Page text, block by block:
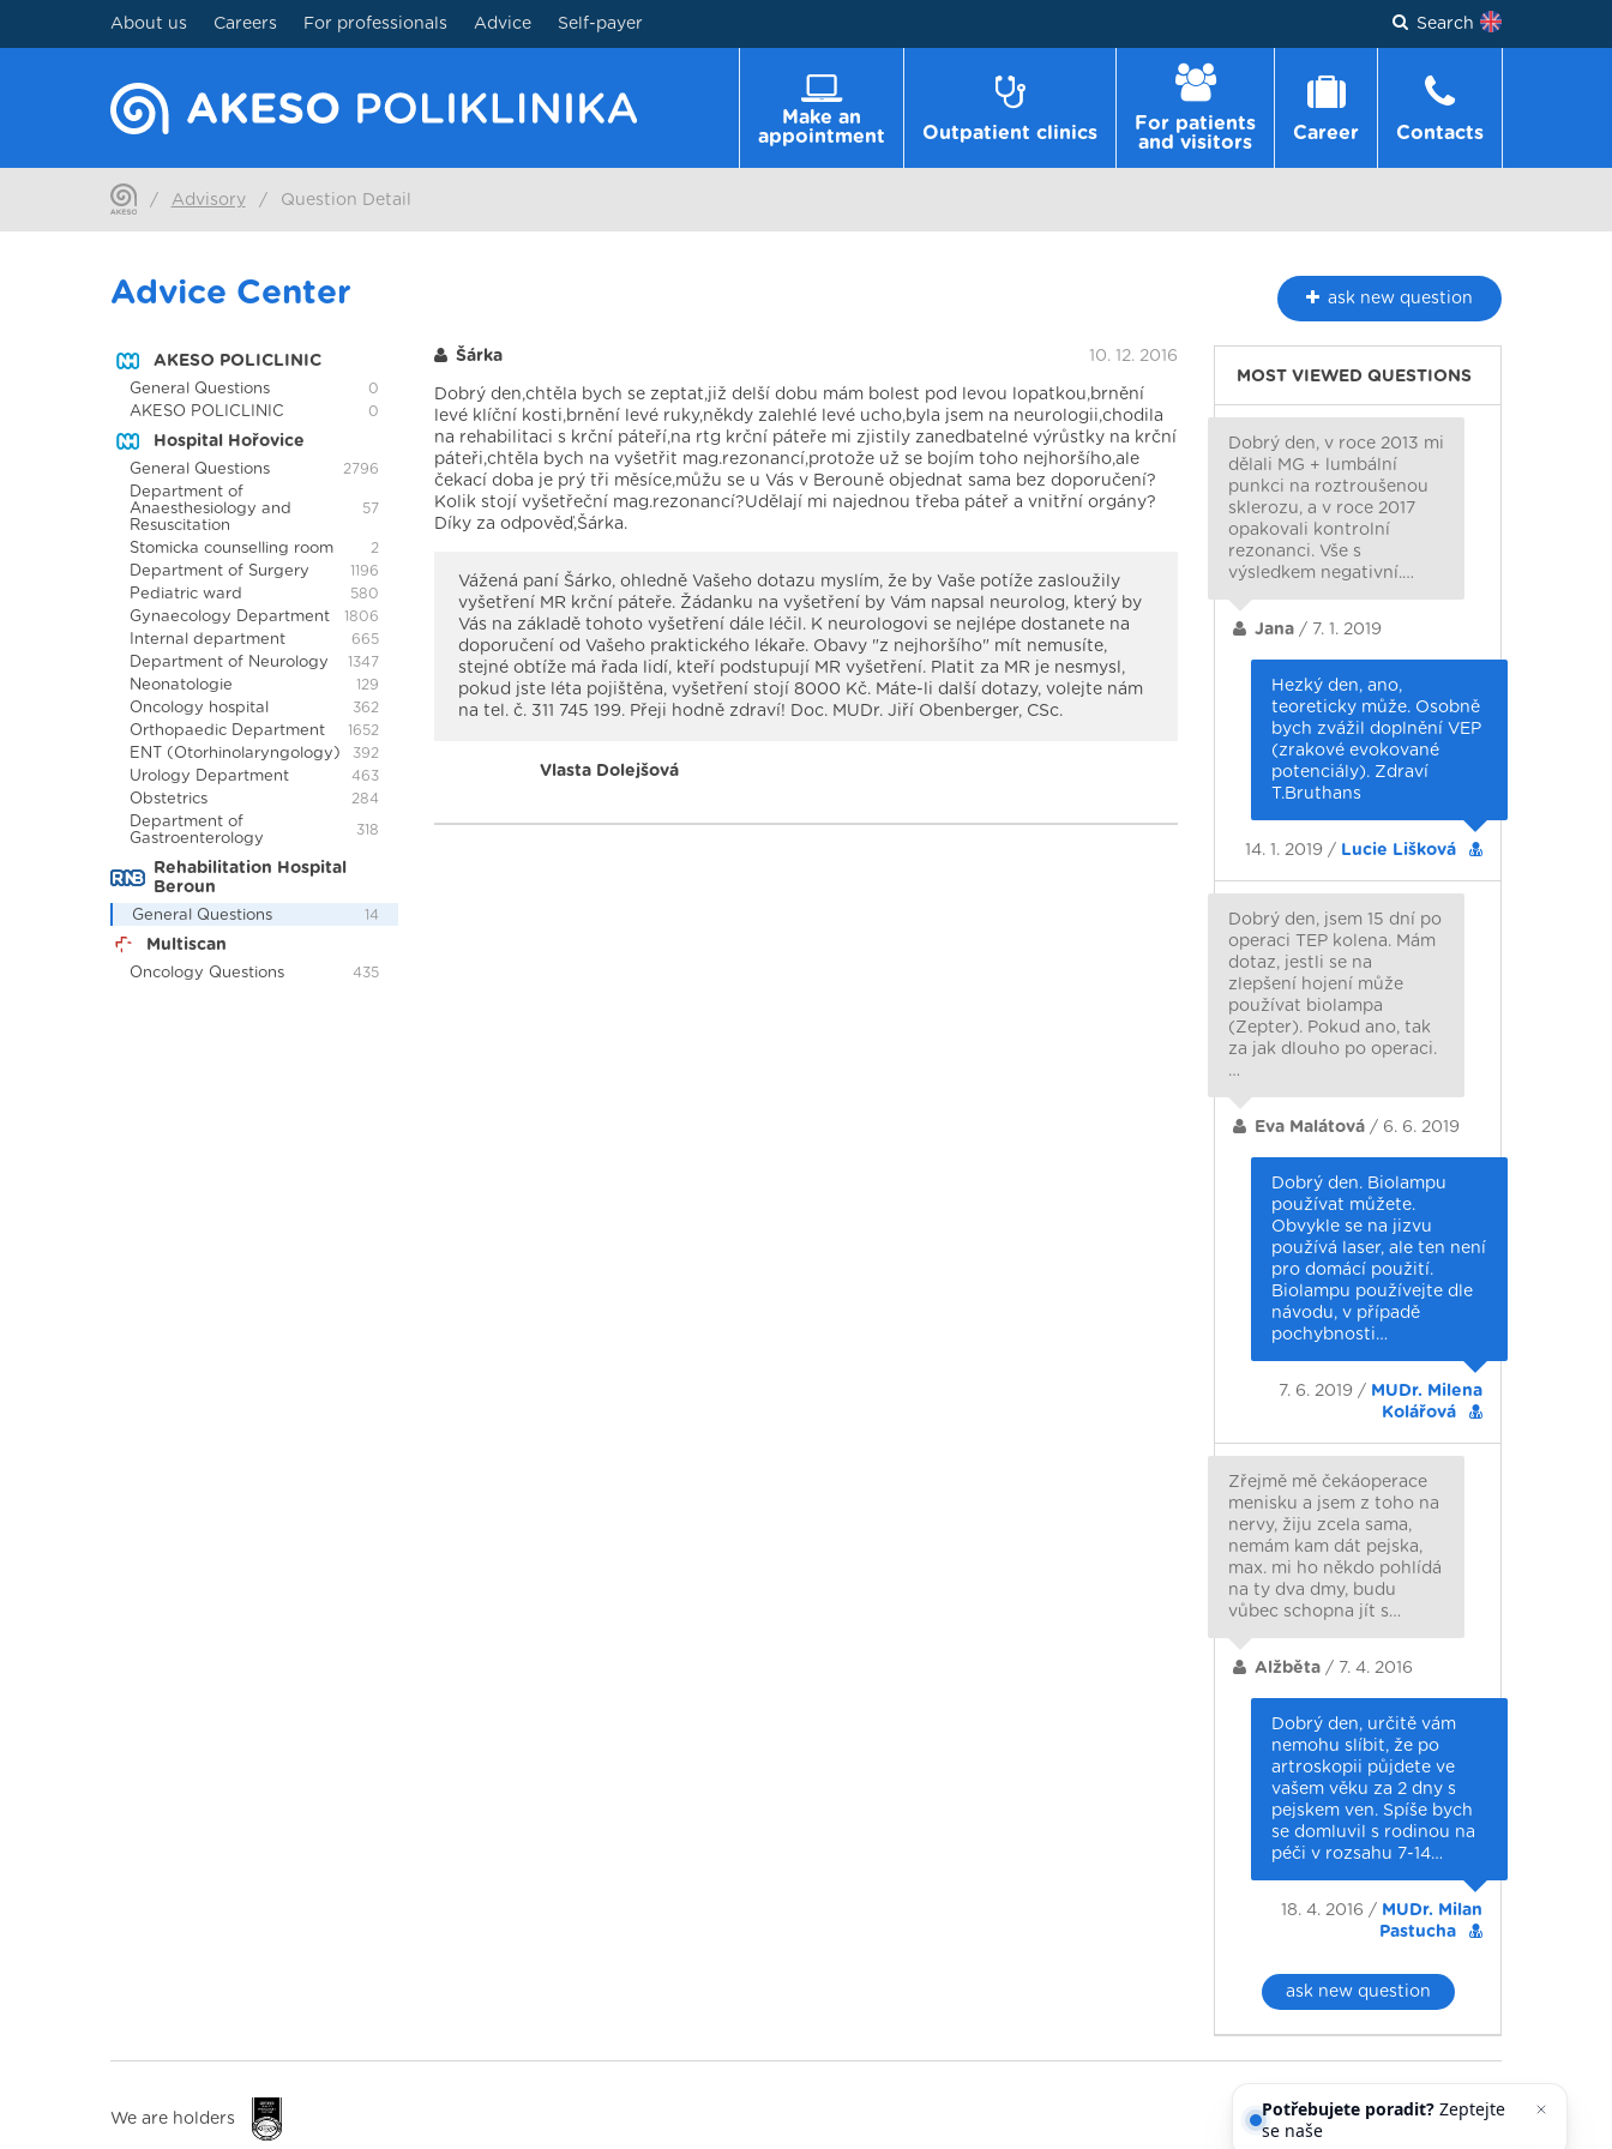
About us Careers For professionals Advice Self-payer Search
Make an
appointment
Outpatient clinics
For patients
and visitors
Career Contacts
/ Advisory / Question Detail
Advice Center ask new question
AKESO POLICLINIC
General Questions 0
AKESO POLICLINIC 0
Hospital Hořovice
General Questions 2796
Department of
Anaesthesiology and
Resuscitation
57
Stomicka counselling room 2
Department of Surgery 1196
Pediatric ward 580
Gynaecology Department 1806
Internal department 665
Department of Neurology 1347
Neonatologie 129
Oncology hospital 362
Orthopaedic Department 1652
ENT (Otorhinolaryngology) 392
Urology Department 463
Obstetrics 284
Department of
Gastroenterology
318
Rehabilitation Hospital
Beroun
General Questions 14
Multiscan
Oncology Questions 435
Šárka 10. 12. 2016
Dobrý den,chtěla bych se zeptat,již delší dobu mám bolest pod levou lopatkou,brnění
levé klíční kosti,brnění levé ruky,někdy zalehlé levé ucho,byla jsem na neurologii,chodila
na rehabilitaci s krční páteří,na rtg krční páteře mi zjistily zanedbatelné výrůstky na krční
páteři,chtěla bych na vyšetřit mag.rezonancí,protože už se bojím toho nejhoršího,ale
čekací doba je prý tři měsíce,můžu se u Vás v Berouně objednat sama bez doporučení?
Kolik stojí vyšetřeční mag.rezonancí?Udělají mi najednou třeba páteř a vnitřní orgány?
Díky za odpověď,Šárka.
Vážená paní Šárko, ohledně Vašeho dotazu myslím, že by Vaše potíže zasloužily
vyšetření MR krční páteře. Žádanku na vyšetření by Vám napsal neurolog, který by
Vás na základě tohoto vyšetření dále léčil. K neurologovi se nejlépe dostanete na
doporučení od Vašeho praktického lékaře. Obavy "z nejhoršího" mít nemusíte,
stejné obtíže má řada lidí, kteří podstupují MR vyšetření. Platit za MR je nesmysl,
pokud jste léta pojištěna, vyšetření stojí 8000 Kč. Máte-li další dotazy, volejte nám
na tel. č. 311 745 199. Přeji hodně zdraví! Doc. MUDr. Jiří Obenberger, CSc.
Vlasta Dolejšová
MOST VIEWED QUESTIONS
Dobrý den, v roce 2013 mi
dělali MG + lumbální
punkci na roztroušenou
sklerozu, a v roce 2017
opakovali kontrolní
rezonanci. Vše s
výsledkem negativní.…
Jana / 7. 1. 2019
Hezký den, ano,
teoreticky může. Osobně
bych zvážil doplnění VEP
(zrakové evokované
potenciály). Zdraví
T.Bruthans
14. 1. 2019 / Lucie Lišková
Dobrý den, jsem 15 dní po
operaci TEP kolena. Mám
dotaz, jestli se na
zlepšení hojení může
používat biolampa
(Zepter). Pokud ano, tak
za jak dlouho po operaci.
…
Eva Malátová / 6. 6. 2019
Dobrý den. Biolampu
používat můžete.
Obvykle se na jizvu
používá laser, ale ten není
pro domácí použití.
Biolampu používejte dle
návodu, v případě
pochybnosti…
7. 6. 2019 / MUDr. Milena
Kolářová
Zřejmě mě čekáoperace
menisku a jsem z toho na
nervy, žiju zcela sama,
nemám kam dát pejska,
max. mi ho někdo pohlídá
na ty dva dmy, budu
vůbec schopna jít s…
Alžběta / 7. 4. 2016
Dobrý den, určitě vám
nemohu slíbit, že po
artroskopii půjdete ve
vašem věku za 2 dny s
pejskem ven. Spíše bych
se domluvil s rodinou na
péči v rozsahu 7-14…
18. 4. 2016 / MUDr. Milan
Pastucha
ask new question
We are holders Potřebujete poradit? Zeptejte
se našeho asistenta